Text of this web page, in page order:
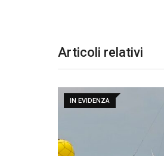
Articoli relativi
IN EVIDENZA